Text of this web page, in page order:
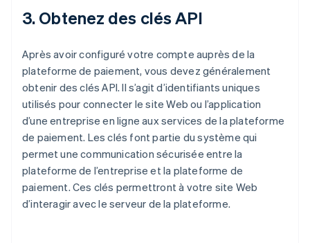
3. Obtenez des clés API
Après avoir configuré votre compte auprès de la
plateforme de paiement, vous devez généralement
obtenir des clés API. Il s’agit d’identifiants uniques
utilisés pour connecter le site Web ou l’application
d’une entreprise en ligne aux services de la plateforme
de paiement. Les clés font partie du système qui
permet une communication sécurisée entre la
plateforme de l’entreprise et la plateforme de
paiement. Ces clés permettront à votre site Web
d’interagir avec le serveur de la plateforme.